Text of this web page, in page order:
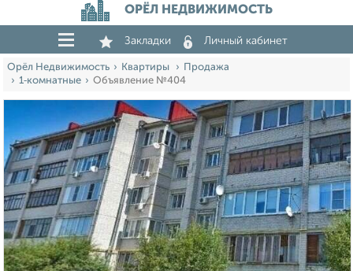
ОРЁЛ НЕДВИЖИМОСТЬ
Закладки Личный кабинет
Орёл Недвижимость Квартиры
Продажа
1‑комнатные
Объявление №404